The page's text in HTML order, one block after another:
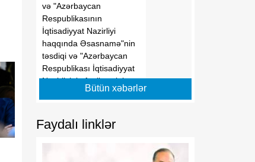
və "Azərbaycan
Respublikasının
İqtisadiyyat Nazirliyi
haqqında Əsasnamə"nin
təsdiqi və "Azərbaycan
Respublikası İqtisadiyyat
Nazirliyinin fəaliyyətinin
təmin edilməsi və
İqtisadi İnkişaf Nazirliyinin
fəaliyyətinin
təkmilləşdirilməsi ilə bağlı
Bütün xəbərlər
Faydalı linklər